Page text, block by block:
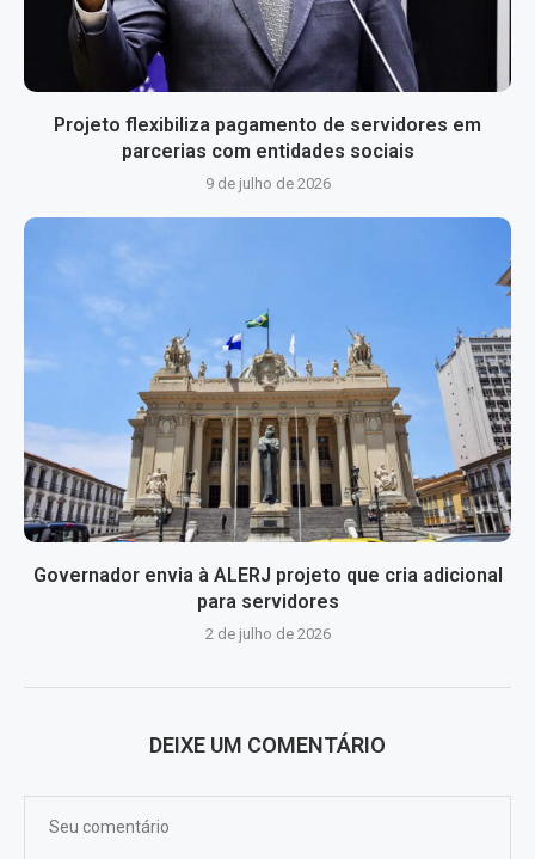
Projeto flexibiliza pagamento de servidores em
parcerias com entidades sociais
9 de julho de 2026
Governador envia à ALERJ projeto que cria adicional
para servidores
2 de julho de 2026
DEIXE UM COMENTÁRIO